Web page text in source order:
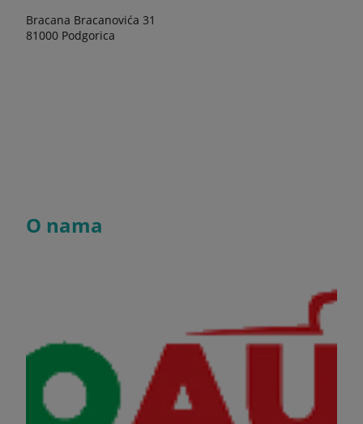
Bracana Bracanovića 31
81000 Podgorica
O nama